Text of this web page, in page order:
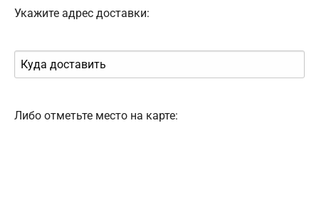
Укажите адрес доставки:
Либо отметьте место на карте: